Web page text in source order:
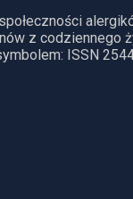
z codziennego
ISSN